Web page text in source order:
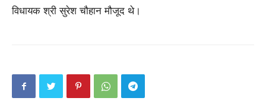
विधायक श्री सुरेश चौहान मौजूद थे।